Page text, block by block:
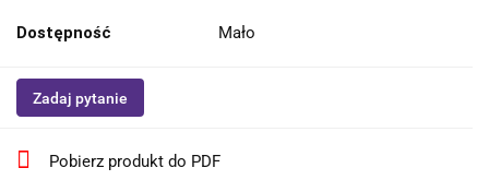
Dostępność Mało
Zadaj pytanie
Pobierz produkt do PDF